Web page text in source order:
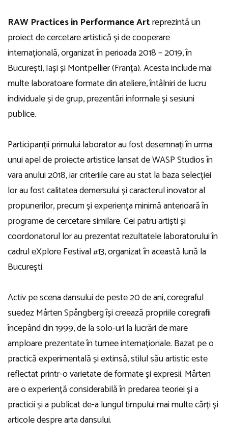
RAW Practices in Performance Artreprezintă un
proiect de cercetare artistică și de cooperare
internațională, organizat în perioada 2018 – 2019, în
București, Iași și Montpellier (Franța). Acesta include mai
multe laboratoare formate din ateliere, întâlniri de lucru
individuale și de grup, prezentări informale și sesiuni
publice.
Participanții primului laborator au fost desemnați în urma
unui apel de proiecte artistice lansat de WASP Studios în
vara anului 2018, iar criteriile care au stat la baza selecției
lor au fost calitatea demersului și caracterul inovator al
propunerilor, precum și experiența minimă anterioară în
programe de cercetare similare. Cei patru artiști și
coordonatorul lor au prezentat rezultatele laboratorului în
cadrul eXplore Festival #13, organizat în această lună la
București.
Activ pe scena dansului de peste 20 de ani, coregraful
suedez Mårten Spångbergîși creează propriile coregrafii
începând din 1999, de la solo-uri la lucrări de mare
amploare prezentate în turnee internaționale. Bazat pe o
practică experimentală și extinsă, stilul său artistic este
reflectat printr-o varietate de formate și expresii. Mårten
are o experiență considerabilă în predarea teoriei și a
practicii și a publicat de-a lungul timpului mai multe cărți și
articole despre arta dansului.